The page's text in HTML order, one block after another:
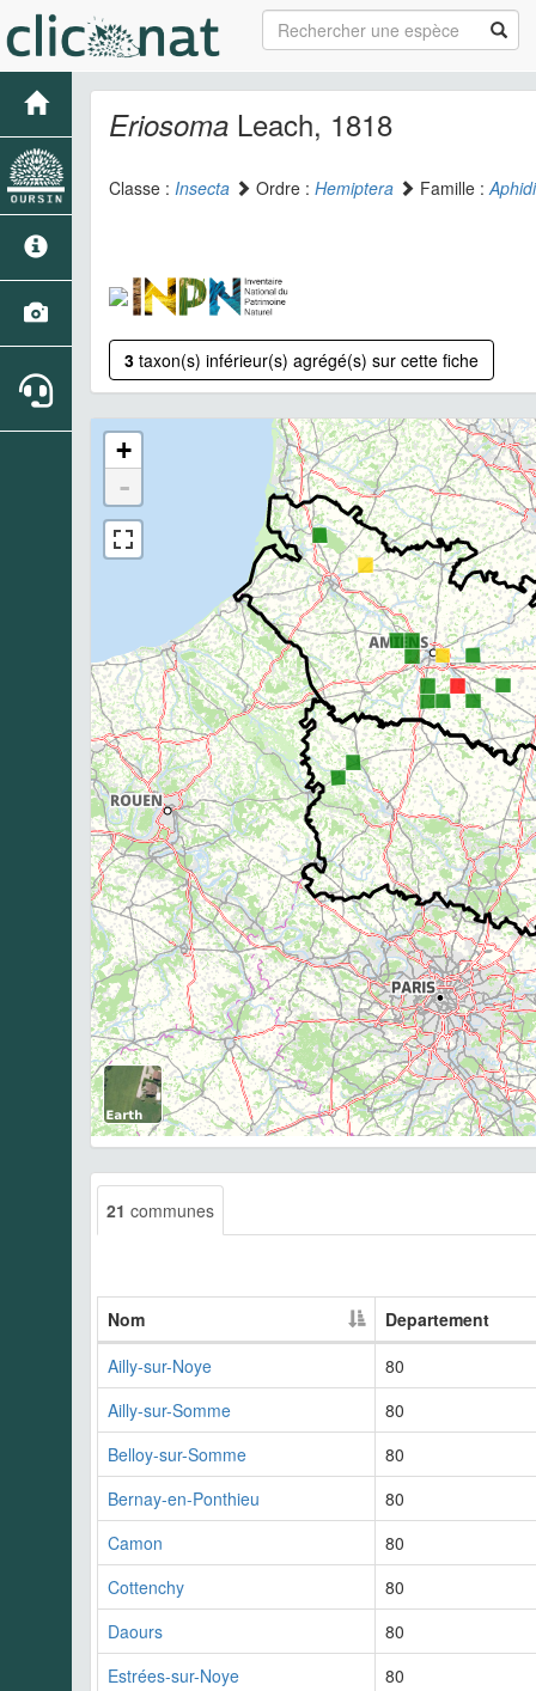
Eriosoma Leach, 1818
Classe : Insecta Ordre : Hemiptera Famille :
3 taxon(s) inférieur(s) agrégé(s) sur cette fiche
+
-
21 communes
Nom
Departement
Ailly-sur-Noye
80
Ailly-sur-Somme
80
Belloy-sur-Somme
80
Bernay-en-Ponthieu
80
Camon
80
Cottenchy
80
Daours
80
Estrées-sur-Noye
80